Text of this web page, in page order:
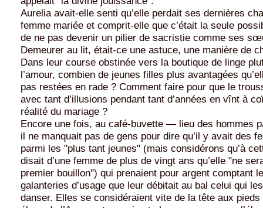
Aurelia avait-elle senti qu’elle perdait ses dernières
femme mariée et comprit-elle que c’était la seule
de ne pas devenir un pilier de sacristie comme ses
Demeurer au lit, était-ce une astuce, une manière de
Dans leur course obstinée vers la boutique de linge
l’amour, combien de jeunes filles plus avantagées
pas restées en rade ? Comment faire pour que le
avec tant d’illusions pendant tant d’années en vînt à
réalité du mariage ?
Encore une fois, au café-buvette — lieu des hommes
il ne manquait pas de gens pour dire qu’il y avait des
parmi les "plus tant jeunes" (mais considérons qu’à
disait d’une femme de plus de vingt ans qu’elle "ne
premier bouillon") qui prenaient pour argent comptant
galanteries d’usage que leur débitait au bal celui qui
danser. Elles se considéraient vite de la tête aux